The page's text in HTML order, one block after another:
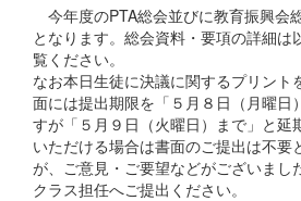
今年度のPTA総会並びに教育振興会
となります。総会資料・要項の詳細は
覧ください。
なお本日生徒に決議に関するプリント
面には提出期限を「５月８日（月曜日
すが「５月９日（火曜日）まで」と延
いただける場合は書面のご提出は不要
が、ご意見・ご要望などがございまし
クラス担任へご提出ください。